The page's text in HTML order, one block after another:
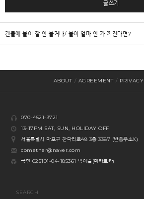
글쓰기
캔들에 불이 잘 안 붙거나/ 불이 얼마 안 가 꺼진다면?
ABOUT / AGREEMENT / PRIVACY
070-4521-3721
13-17PM SAT, SUN, HOLIDAY OFF
서울특별시 마포구 잔다리로48 3층 3387 (반품주소X)
comether@naver.com
국민 025101-04-185361 박예슬(미카로카)
SEARCH